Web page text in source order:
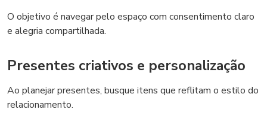
O objetivo é navegar pelo espaço com consentimento claro
e alegria compartilhada.
Presentes criativos e personalização
Ao planejar presentes, busque itens que reflitam o estilo do
relacionamento.